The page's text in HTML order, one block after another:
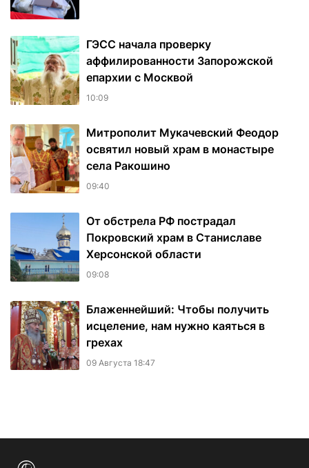
ГЭСС начала проверку
аффилированности Запорожской
епархии с Москвой
10:09
Митрополит Мукачевский Феодор
освятил новый храм в монастыре
села Ракошино
09:40
От обстрела РФ пострадал
Покровский храм в Станиславе
Херсонской области
09:08
Блаженнейший: Чтобы получить
исцеление, нам нужно каяться в
грехах
09 Августа 18:47